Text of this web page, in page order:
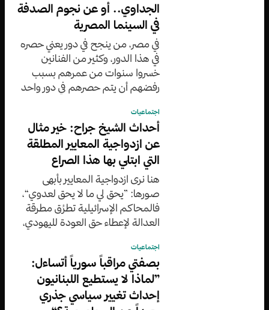
الجداوي.. أو عن نجوم الصدفة
في السينما المصرية
في مصر، من ينجح في دور يعني حصره
في هذا الدور، وكثير من الفنانين
خسروا سنوات من عمرهم بسبب
رفضهم أن يتم حصرهم في دور واحد
فطال بقاؤها وباتت ”مطلوبة“
اجتماعيات
أحداث الشيخ جراح: خير مثال
عن ازدواجية المعايير المطلقة
التي ابتلي بها هذا الصراع
هنا نرى ازدواجية المعايير بأبهى
صورها: ”يحق لي ما لا يحق لعدوي“،
فالمحاكم الإسرائيلية تطرُق مطرقة
العدالة لإعطاء حق العودة لليهودي،
الفلسطيني
اجتماعيات
بصفتي مراقباً سورياً أتساءل:
”لماذا لا يستطيع اللبنانيون
إحداث تغيير سياسي جذري